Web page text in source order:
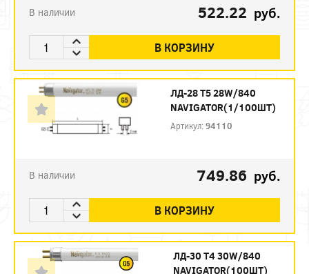
В наличии 522.22 руб.
В КОРЗИНУ
ЛД-28 Т5 28W/840
NAVIGATOR(1/100ШТ)
Артикул:94110
В наличии 749.86 руб.
В КОРЗИНУ
ЛД-30 Т4 30W/840
NAVIGATOR(100ШТ)